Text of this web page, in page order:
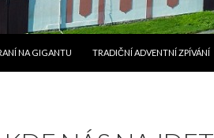
NA GIGANTU
TRADIČNÍ ADVENTNÍ ZPÍVÁNÍ